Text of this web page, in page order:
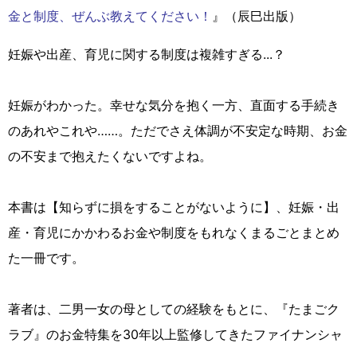
金と制度、ぜんぶ教えてください！ 』（辰巳出版）
妊娠や出産、育児に関する制度は複雑すぎる...？
妊娠がわかった。幸せな気分を抱く一方、直面する手続き
のあれやこれや……。ただでさえ体調が不安定な時期、お金
の不安まで抱えたくないですよね。
本書は【知らずに損をすることがないように】、妊娠・出
産・育児にかかわるお金や制度をもれなくまるごとまとめ
た一冊です。
著者は、二男一女の母としての経験をもとに、『たまごク
ラブ』のお金特集を30年以上監修してきたファイナンシャ